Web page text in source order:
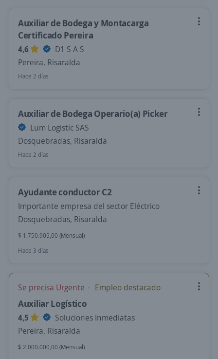
Auxiliar de Bodega y Montacarga
Certificado Pereira
4,6
D1 S A S
Pereira, Risaralda
Hace 2 días
Auxiliar de Bodega Operario(a) Picker
Lum Logistic SAS
Dosquebradas, Risaralda
Hace 2 días
Ayudante conductor C2
Importante empresa del sector Eléctrico
Dosquebradas, Risaralda
$ 1.750.905,00 (Mensual)
Hace 3 días
Se precisa Urgente Empleo destacado
Auxiliar Logístico
4,5
Soluciones Inmediatas
Pereira, Risaralda
$ 2.000.000,00 (Mensual)